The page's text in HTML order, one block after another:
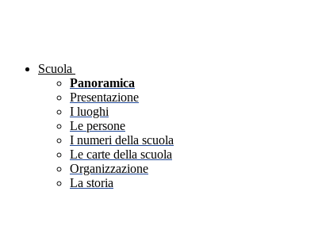
Scuola
Panoramica
Presentazione
I luoghi
Le persone
I numeri della scuola
Le carte della scuola
Organizzazione
La storia